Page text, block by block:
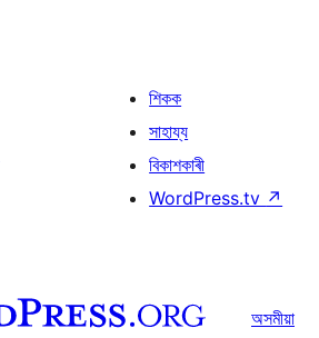
শিকক
সাহায্য
বিকাশকাৰী
WordPress.tv ↗
অসমীয়া